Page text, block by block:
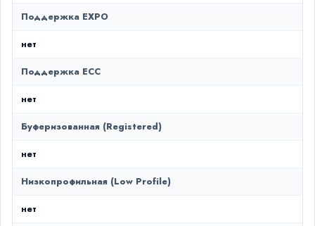
Поддержка EXPO
нет
Поддержка ECC
нет
Буферизованная (Registered)
нет
Низкопрофильная (Low Profile)
нет